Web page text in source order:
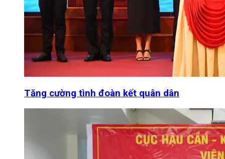
Tăng cường tình đoàn kết quân dân